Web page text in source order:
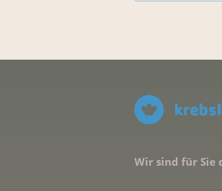
Wir sind für Sie